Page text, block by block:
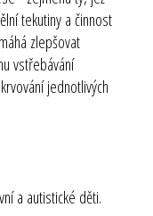
tekutiny a činnost
zlepšovat
vstřebávání
jednotlivých
a autistické děti.